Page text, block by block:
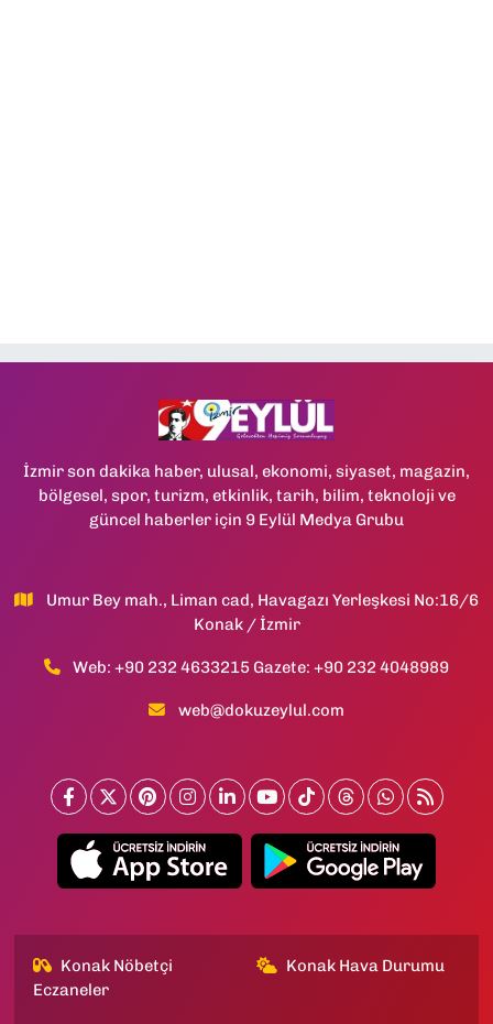
İzmir son dakika haber, ulusal, ekonomi, siyaset, magazin,
bölgesel, spor, turizm, etkinlik, tarih, bilim, teknoloji ve
güncel haberler için 9 Eylül Medya Grubu
Umur Bey mah., Liman cad, Havagazı Yerleşkesi No:16/6
Konak / İzmir
Web: +90 232 4633215 Gazete: +90 232 4048989
web@dokuzeylul.com
Konak Nöbetçi
Eczaneler
Konak Hava Durumu